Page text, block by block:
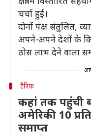
चर्चा हुई।
दोनों पक्ष संतुलित,
अपने-अपने देशों के
ठोस लाभ देने वाला
टैरिफ
कहां तक पहुंची
अमेरिकी 10
समाप्त